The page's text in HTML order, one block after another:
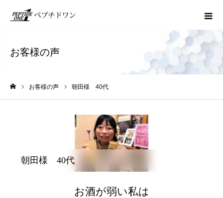
お客様の声
お客様の声 朝田様 40代
朝田様 40代
お酒が弱い私は